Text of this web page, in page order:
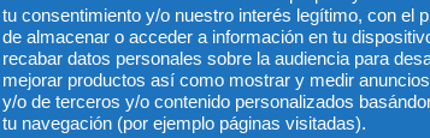
tu consentimiento y/o nuestro interés legítimo, con el
de almacenar o acceder a información en tu
recabar datos personales sobre la audiencia para
mejorar productos así como mostrar y medir
y/o de terceros y/o contenido personalizados
tu navegación (por ejemplo páginas visitadas).